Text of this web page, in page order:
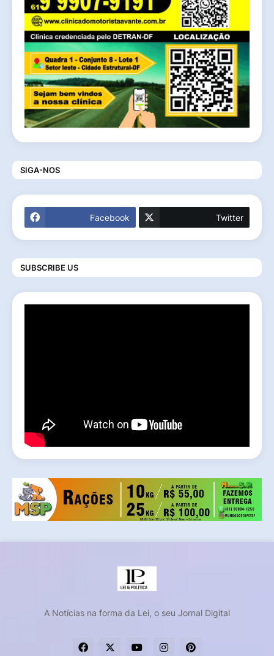
SIGA-NOS
Facebook Twitter
SUBSCRIBE US
A Notícias na forma da Lei, o seu Jornal Digital